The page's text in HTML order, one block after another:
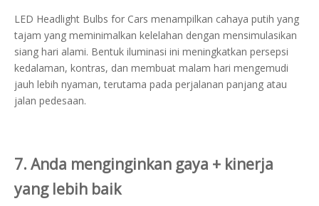
LED Headlight Bulbs for Cars menampilkan cahaya putih yang
tajam yang meminimalkan kelelahan dengan mensimulasikan
siang hari alami. Bentuk iluminasi ini meningkatkan persepsi
kedalaman, kontras, dan membuat malam hari mengemudi
jauh lebih nyaman, terutama pada perjalanan panjang atau
jalan pedesaan.
7. Anda menginginkan gaya + kinerja
yang lebih baik